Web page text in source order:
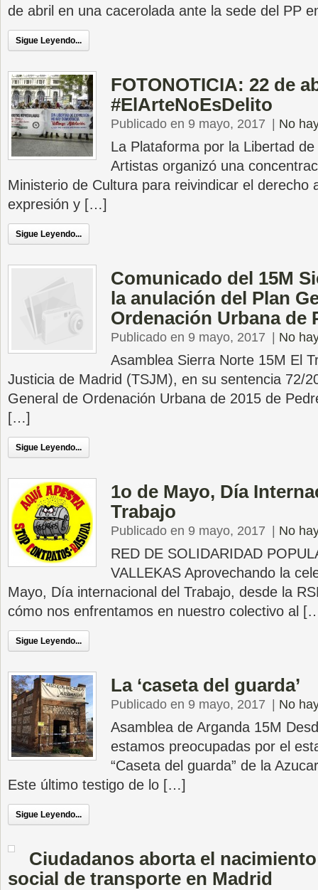
de abril en una cacerolada ante la sede del PP
Sigue Leyendo...
FOTONOTICIA: 22 de
#ElArteNoEsDelito
Publicado en 9 mayo, 2017 No
La Plataforma por la Libertad
Artistas organizó una
Ministerio de Cultura para reivindicar el derecho
expresión y […]
Sigue Leyendo...
Comunicado del 15M
la anulación del Plan
Ordenación Urbana de
Publicado en 9 mayo, 2017 No
Asamblea Sierra Norte 15M El
Justicia de Madrid (TSJM), en su sentencia 72/
General de Ordenación Urbana de 2015 de
[…]
Sigue Leyendo...
1o de Mayo, Día
Trabajo
Publicado en 9 mayo, 2017 No
RED DE SOLIDARIDAD
VALLEKAS Aprovechando la
Mayo, Día internacional del Trabajo, desde la
cómo nos enfrentamos en nuestro colectivo al
Sigue Leyendo...
La ‘caseta del guarda’
Publicado en 9 mayo, 2017 No
Asamblea de Arganda 15M
estamos preocupadas por el
“Caseta del guarda” de la
Este último testigo de lo […]
Sigue Leyendo...
Ciudadanos aborta el
social de transporte en Madrid